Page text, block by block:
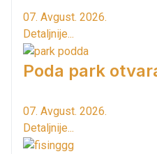
07. Avgust. 2026.
Detaljnije...
Poda park
07. Avgust. 2026.
Detaljnije...